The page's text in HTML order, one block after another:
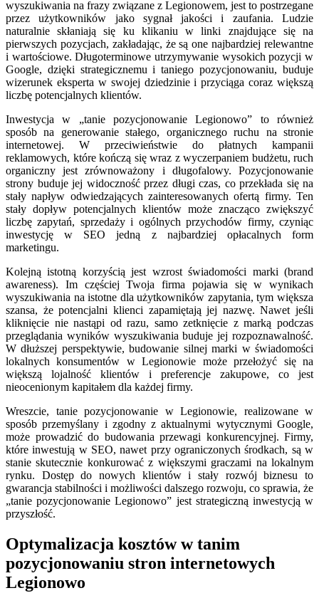
wyszukiwania na frazy związane z Legionowem, jest to postrzegane
przez użytkowników jako sygnał jakości i zaufania. Ludzie
naturalnie skłaniają się ku klikaniu w linki znajdujące się na
pierwszych pozycjach, zakładając, że są one najbardziej relewantne
i wartościowe. Długoterminowe utrzymywanie wysokich pozycji w
Google, dzięki strategicznemu i taniego pozycjonowaniu, buduje
wizerunek eksperta w swojej dziedzinie i przyciąga coraz większą
liczbę potencjalnych klientów.
Inwestycja w „tanie pozycjonowanie Legionowo” to również
sposób na generowanie stałego, organicznego ruchu na stronie
internetowej. W przeciwieństwie do płatnych kampanii
reklamowych, które kończą się wraz z wyczerpaniem budżetu, ruch
organiczny jest zrównoważony i długofalowy. Pozycjonowanie
strony buduje jej widoczność przez długi czas, co przekłada się na
stały napływ odwiedzających zainteresowanych ofertą firmy. Ten
stały dopływ potencjalnych klientów może znacząco zwiększyć
liczbę zapytań, sprzedaży i ogólnych przychodów firmy, czyniąc
inwestycję w SEO jedną z najbardziej opłacalnych form
marketingu.
Kolejną istotną korzyścią jest wzrost świadomości marki (brand
awareness). Im częściej Twoja firma pojawia się w wynikach
wyszukiwania na istotne dla użytkowników zapytania, tym większa
szansa, że potencjalni klienci zapamiętają jej nazwę. Nawet jeśli
kliknięcie nie nastąpi od razu, samo zetknięcie z marką podczas
przeglądania wyników wyszukiwania buduje jej rozpoznawalność.
W dłuższej perspektywie, budowanie silnej marki w świadomości
lokalnych konsumentów w Legionowie może przełożyć się na
większą lojalność klientów i preferencje zakupowe, co jest
nieocenionym kapitałem dla każdej firmy.
Wreszcie, tanie pozycjonowanie w Legionowie, realizowane w
sposób przemyślany i zgodny z aktualnymi wytycznymi Google,
może prowadzić do budowania przewagi konkurencyjnej. Firmy,
które inwestują w SEO, nawet przy ograniczonych środkach, są w
stanie skutecznie konkurować z większymi graczami na lokalnym
rynku. Dostęp do nowych klientów i stały rozwój biznesu to
gwarancja stabilności i możliwości dalszego rozwoju, co sprawia, że
„tanie pozycjonowanie Legionowo” jest strategiczną inwestycją w
przyszłość.
Optymalizacja kosztów w tanim
pozycjonowaniu stron internetowych
Legionowo